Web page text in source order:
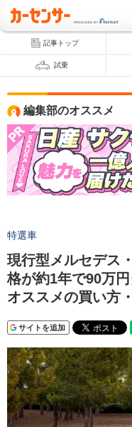
記事トップ
試乗
編集部のオススメ
特選車
現行型メルセデス
格が約1年で90万
オススメの買い方
サイトを追加